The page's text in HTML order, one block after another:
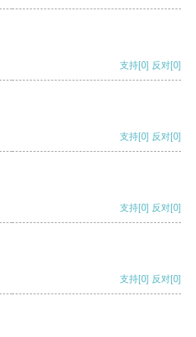
支持[0] 反对[0]
支持[0] 反对[0]
支持[0] 反对[0]
支持[0] 反对[0]